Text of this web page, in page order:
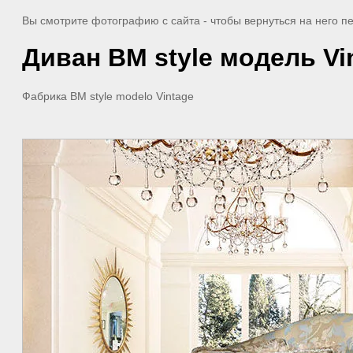
Вы смотрите фотографию с сайта - чтобы вернуться на него
Диван BM style модель
Фабрика BM style modelo Vintage